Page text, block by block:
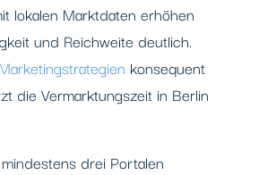
lokalen Marktdaten erhöhen
und Reichweite deutlich.
konsequent
die Vermarktungszeit in Berlin
drei Portalen